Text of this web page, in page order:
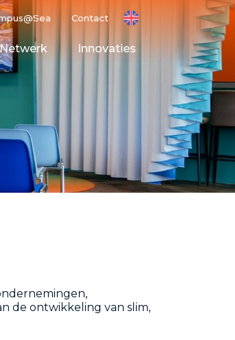
Contact
Netwerk Innovaties
de ontwikkeling van slim,